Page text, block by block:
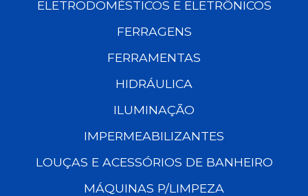
ELETRODOMÉSTICOS E ELETRÔNICOS
FERRAGENS
FERRAMENTAS
HIDRÁULICA
ILUMINAÇÃO
IMPERMEABILIZANTES
LOUÇAS E ACESSÓRIOS DE BANHEIRO
MÁQUINAS P/LIMPEZA